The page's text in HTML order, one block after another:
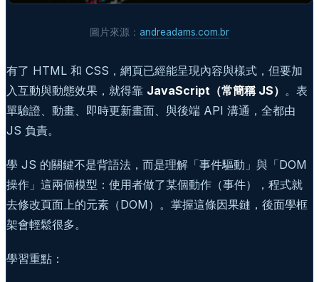
圖片來源： andreadams.com.br
有了 HTML 和 CSS，網頁已經能呈現內容與樣式，但要加
入互動與動態效果，就得靠 JavaScript（常簡稱 JS） 。表
單驗證、動畫、即時更新畫面、與後端 API 溝通，全都由
JS 負責。
學 JS 的關鍵不是背語法，而是理解「事件驅動」與「DOM
操作」這兩個模型：使用者做了某個動作（事件），程式就
去修改頁面上的元素（DOM）。掌握這條因果鏈，後面學框
架會輕鬆很多。
學習重點：